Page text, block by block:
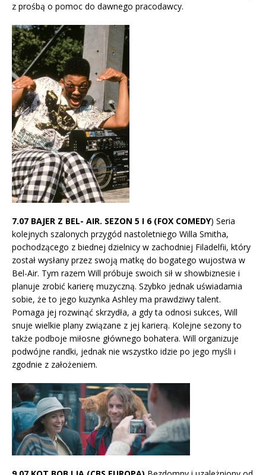
z prośbą o pomoc do dawnego pracodawcy.
7.07 BAJER Z BEL- AIR. SEZON 5 I 6 (FOX COMEDY) Seria
kolejnych szalonych przygód nastoletniego Willa Smitha,
pochodzącego z biednej dzielnicy w zachodniej Filadelfii, który
został wysłany przez swoją matkę do bogatego wujostwa w
Bel-Air. Tym razem Will próbuje swoich sił w showbiznesie i
planuje zrobić karierę muzyczną. Szybko jednak uświadamia
sobie, że to jego kuzynka Ashley ma prawdziwy talent.
Pomaga jej rozwinąć skrzydła, a gdy ta odnosi sukces, Will
snuje wielkie plany związane z jej karierą. Kolejne sezony to
także podboje miłosne głównego bohatera. Will organizuje
podwójne randki, jednak nie wszystko idzie po jego myśli i
zgodnie z założeniem.